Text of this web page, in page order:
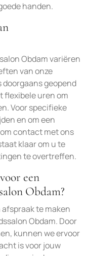
handen.
Obdam variëren
van onze
doorgaans geopend
flexibele uren om
Voor specifieke
en om een
contact met ons
klaar om u te
te overtreffen.
een
Obdam?
te maken
Obdam. Door
kunnen we ervoor
is voor jouw